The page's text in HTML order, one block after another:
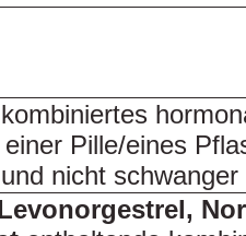
kombiniertes
Pille/eines
nicht schwanger